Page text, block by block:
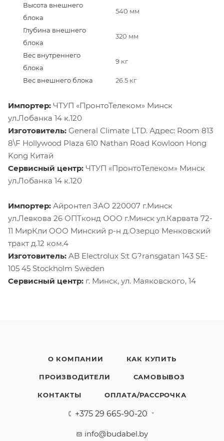
Высота внешнего
блока
540 мм
Глубина внешнего
блока
320 мм
Вес внутреннего
блока
9 кг
Вес внешнего блока 26.5 кг
Импортер: ЧТУП «ПронтоТелеком» Минск
ул.Лобанка 14 к.120
Изготовитель: General Climate LTD. Адрес: Room 813
8\F Hollywood Plaza 610 Nathan Road Kowloon Hong
Kong Китай
Сервисный центр: ЧТУП «ПронтоТелеком» Минск
ул.Лобанка 14 к.120
Импортер: Айронтел ЗАО 220007 г.Минск
ул.Левкова 26 ОПТконд ООО г.Минск ул.Карвата 72-
11 МирКли ООО Минский р-н д.Озерцо Менковский
тракт д.12 ком.4
Изготовитель: AB Electrolux S:t G?ransgatan 143 SE-
105 45 Stockholm Sweden
Сервисный центр: г. Минск, ул. Маяковского, 14
О КОМПАНИИ КАК КУПИТЬ
ПРОИЗВОДИТЕЛИ САМОВЫВОЗ
КОНТАКТЫ ОПЛАТА/РАССРОЧКА
+375 29 665-90-20
info@budabel.by